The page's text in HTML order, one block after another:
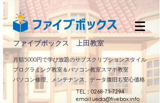
ファイブボックス 上田教室
​月額5000円で学び放題のサブスクリプションスタイル
プログラミング教室＆パソコン教室スマホ教室
パソコン修理、メンテナンス、データ復旧も安心価格
TEL：0268-71-7294
email:ueda@fivebox.info